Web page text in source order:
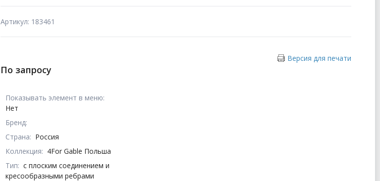
Артикул: 183461
Версия для печати
По запросу
Показывать элемент в меню:
Нет
Бренд:
Страна: Россия
Коллекция: 4For Gable Польша
Тип: с плоским соединением и
кресообразными ребрами